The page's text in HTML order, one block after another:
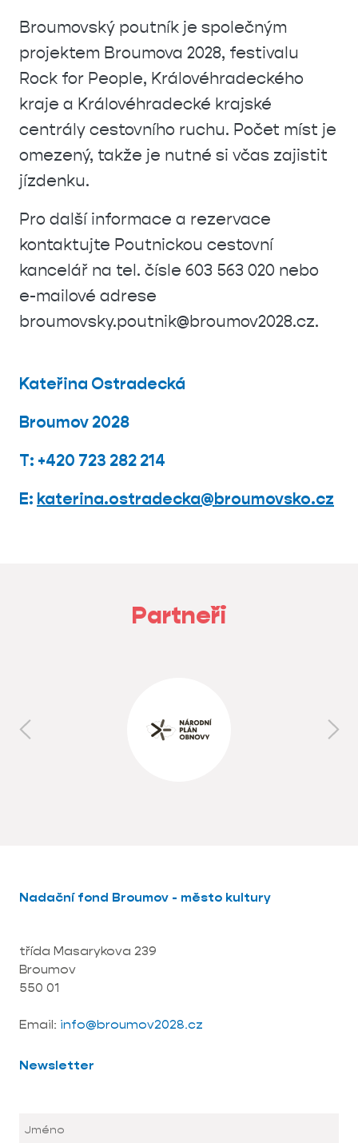
Broumovský poutník je společným
projektem Broumova 2028, festivalu
Rock for People, Královéhradeckého
kraje a Královéhradecké krajské
centrály cestovního ruchu. Počet míst je
omezený, takže je nutné si včas zajistit
jízdenku.
Pro další informace a rezervace
kontaktujte Poutnickou cestovní
kancelář na tel. čísle 603 563 020 nebo
e-mailové adrese
broumovsky.poutnik@broumov2028.cz.
Kateřina Ostradecká
Broumov 2028
T: +420 723 282 214
E: katerina.ostradecka@broumovsko.cz
Partneři
Nadační fond Broumov - město kultury
třída Masarykova 239
Broumov
550 01
Email: info@broumov2028.cz
Newsletter